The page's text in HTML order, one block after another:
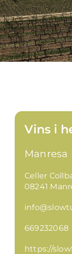
Planifica
Vins i
Manresa
Celler
08241
669232068
https://